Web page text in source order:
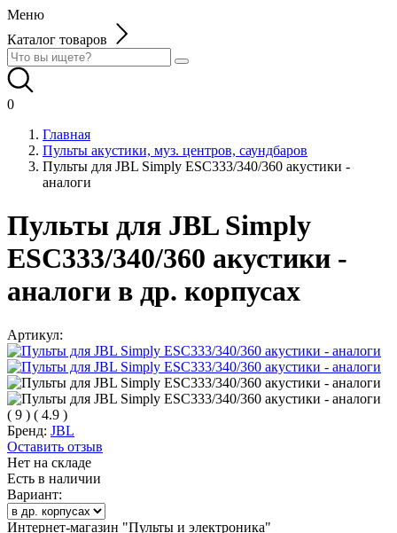
Меню
Каталог товаров
0
Главная
Пульты акустики, муз. центров, саундбаров
Пульты для JBL Simply ESC333/340/360 акустики -
аналоги
Пульты для JBL Simply
ESC333/340/360 акустики -
аналоги в др. корпусах
Артикул:
( 9 ) ( 4.9 )
Бренд: JBL
Оставить отзыв
Нет на складе
Есть в наличии
Вариант:
Интернет-магазин "Пульты и электроника"